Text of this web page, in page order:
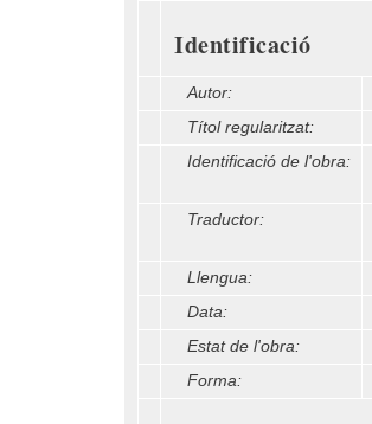
Identificació
Autor:
Títol regularitzat:
Identificació de l'obra:
Traductor:
Llengua:
Data:
Estat de l'obra:
Forma: